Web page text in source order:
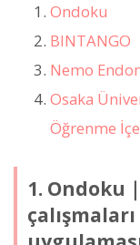
Ondoku
BINTANGO
Nemo
Osaka
Öğrenme
1. Ondoku